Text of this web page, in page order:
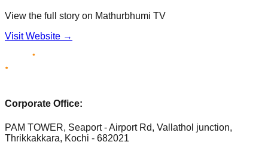
View the full story on Mathurbhumi TV
Visit Website →
Corporate Office:
PAM TOWER, Seaport - Airport Rd, Vallathol junction,
Thrikkakkara, Kochi - 682021